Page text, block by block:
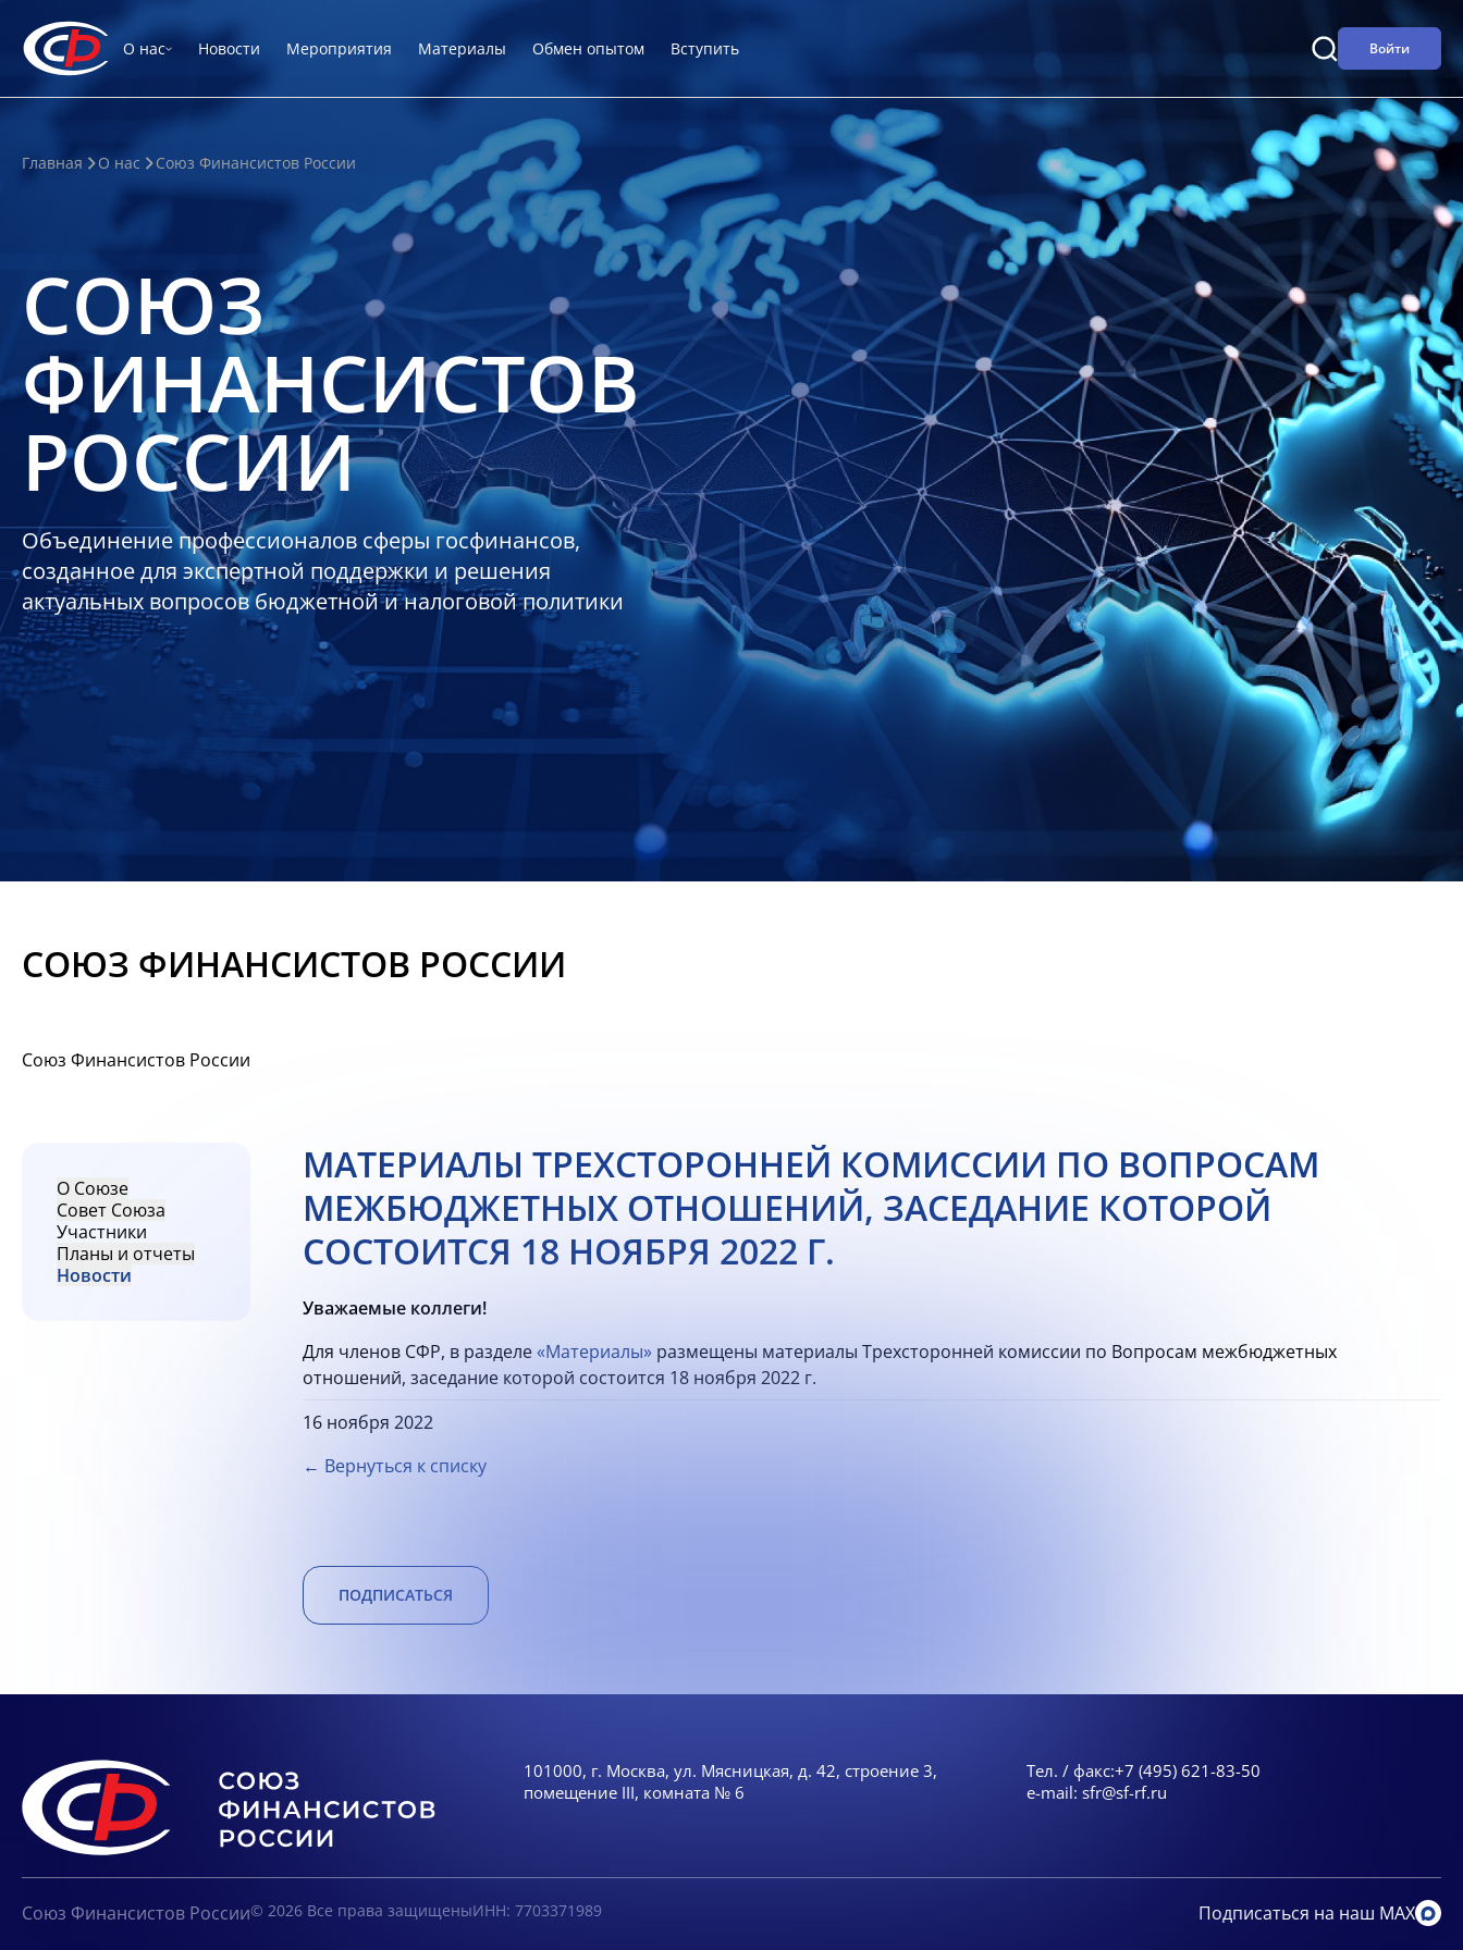
О нас Новости Мероприятия Материалы Обмен опытом Вступить Войти
Главная О нас Союз Финансистов России
СОЮЗ
ФИНАНСИСТОВ
РОССИИ
Объединение профессионалов сферы госфинансов,
созданное для экспертной поддержки и решения
актуальных вопросов бюджетной и налоговой политики
СОЮЗ ФИНАНСИСТОВ РОССИИ
Союз Финансистов России
О Союзе
Совет Союза
Участники
Планы и отчеты
Новости
МАТЕРИАЛЫ ТРЕХСТОРОННЕЙ КОМИССИИ ПО ВОПРОСАМ
МЕЖБЮДЖЕТНЫХ ОТНОШЕНИЙ, ЗАСЕДАНИЕ КОТОРОЙ
СОСТОИТСЯ 18 НОЯБРЯ 2022 Г.
Уважаемые коллеги!
Для членов СФР, в разделе«Материалы» размещены материалы Трехсторонней комиссии по Вопросам межбюджетных
отношений, заседание которой состоится 18 ноября 2022 г.
16 ноября 2022
← Вернуться к списку
ПОДПИСАТЬСЯ
101000, г. Москва, ул. Мясницкая, д. 42, строение 3,
помещение III, комната № 6
Тел. / факс:+7 (495) 621-83-50
e-mail: sfr@sf-rf.ru
Союз Финансистов России© 2026 Все права защищеныИНН: 7703371989 Подписаться на наш MAX